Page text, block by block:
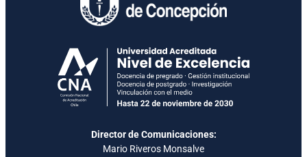
Director de Comunicaciones:
Mario Riveros Monsalve